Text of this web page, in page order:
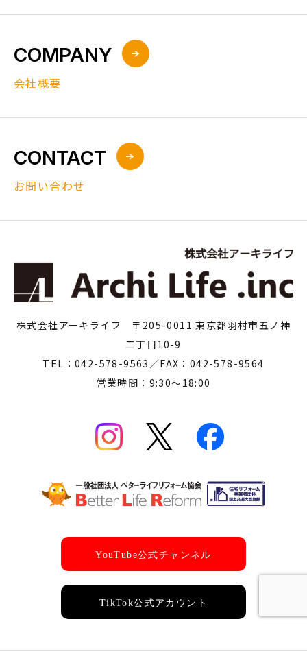
了承ください。
COMPANY
会社概要
CONTACT
お問い合わせ
株式会社アーキライフ 〒205-0011 東京都羽村市五ノ神
二丁目10-9
TEL：042-578-9563／FAX：042-578-9564
営業時間：9:30～18:00